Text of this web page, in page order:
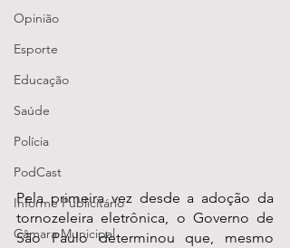
Opinião
Esporte
Educação
Saúde
Polícia
PodCast
Informe Publicitário
Câmara Municipal
Pela primeira vez desde a adoção da
tornozeleira eletrônica, o Governo de
São Paulo determinou que, mesmo